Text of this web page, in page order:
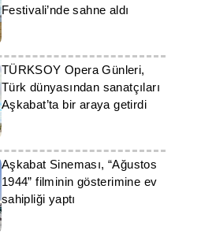
Festivali’nde sahne aldı
TÜRKSOY Opera Günleri,
Türk dünyasından sanatçıları
Aşkabat’ta bir araya getirdi
Aşkabat Sineması, “Ağustos
1944” filminin gösterimine ev
sahipliği yaptı